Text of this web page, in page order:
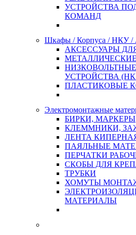
УСТРОЙСТВА
КОМАНД
Шкафы / Корпуса / НКУ /
АКСЕССУАРЫ
УСТРОЙСТВА
ПЛАСТИКОВЫЕ
Электромонтажные
БИРКИ, МАРКЕРЫ
КЛЕММНИКИ,
ЛЕНТА
ПАЯЛЬНЫЕ
ПЕРЧАТКИ
СКОБЫ ДЛЯ
ТРУБКИ
ХОМУТЫ
МАТЕРИАЛЫ